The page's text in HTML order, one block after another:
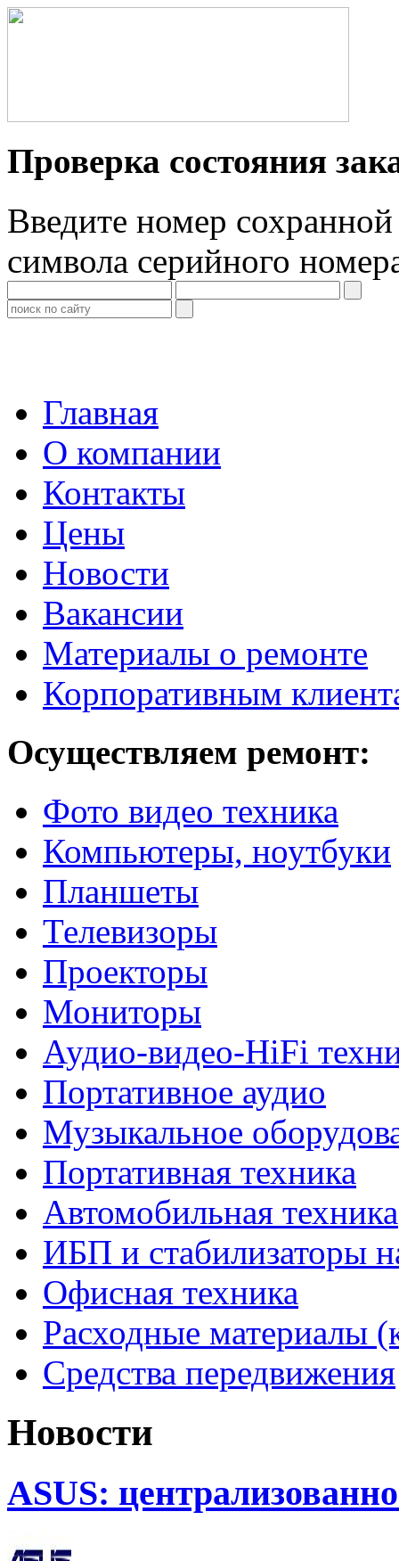
Проверка состояния
Введите номер
символа серийного
Главная
О компании
Контакты
Цены
Новости
Вакансии
Материалы о ремонте
Корпоративным
Осуществляем ремонт:
Фото видео техника
Компьютеры, ноутбуки
Планшеты
Телевизоры
Проекторы
Мониторы
Аудио-видео-HiFi
Портативное аудио
Музыкальное
Портативная техника
Автомобильная техника
ИБП и стабилизаторы
Офисная техника
Расходные материалы
Средства передвижения
Новости
ASUS: